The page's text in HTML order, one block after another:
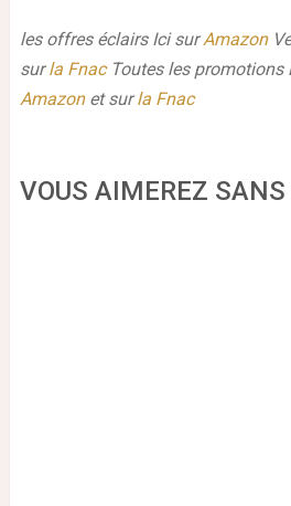
les offres éclairs Ici surAmazon
surla Fnac Toutes les promotions
Amazon et surla Fnac
VOUS AIMEREZ SANS